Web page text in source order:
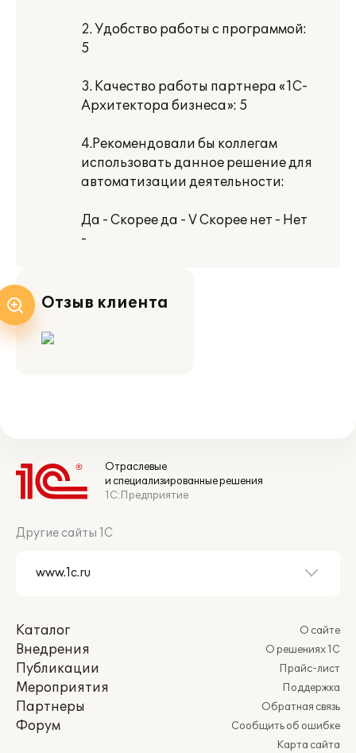
2. Удобство работы с программой:
5
3. Качество работы партнера «1С-
Архитектора бизнеса»: 5
4.Рекомендовали бы коллегам
использовать данное решение для
автоматизации деятельности:
Да - Скорее да - V Скорее нет - Нет
-
Отзыв клиента
Отраслевые
и специализированные решения
1С:Предприятие
Другие сайты 1С
Каталог
Внедрения
Публикации
Мероприятия
Партнеры
Форум
О сайте
О решениях 1С
Прайс-лист
Поддержка
Обратная связь
Сообщить об ошибке
Карта сайта